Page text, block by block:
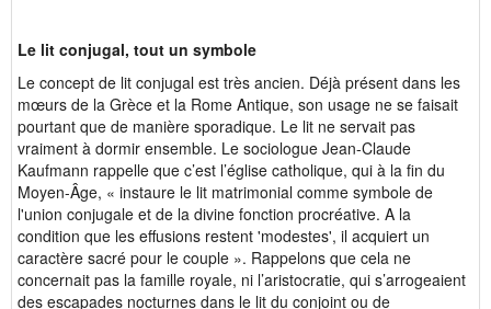
Le lit conjugal, tout un symbole
Le concept de lit conjugal est très ancien. Déjà présent dans les
mœurs de la Grèce et la Rome Antique, son usage ne se faisait
pourtant que de manière sporadique. Le lit ne servait pas
vraiment à dormir ensemble. Le sociologue Jean-Claude
Kaufmann rappelle que c’est l’église catholique, qui à la fin du
Moyen-Âge, « instaure le lit matrimonial comme symbole de
l'union conjugale et de la divine fonction procréative. A la
condition que les effusions restent 'modestes', il acquiert un
caractère sacré pour le couple ». Rappelons que cela ne
concernait pas la famille royale, ni l’aristocratie, qui s’arrogeaient
des escapades nocturnes dans le lit du conjoint ou de